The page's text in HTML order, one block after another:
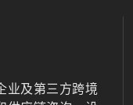
业及第三方跨境